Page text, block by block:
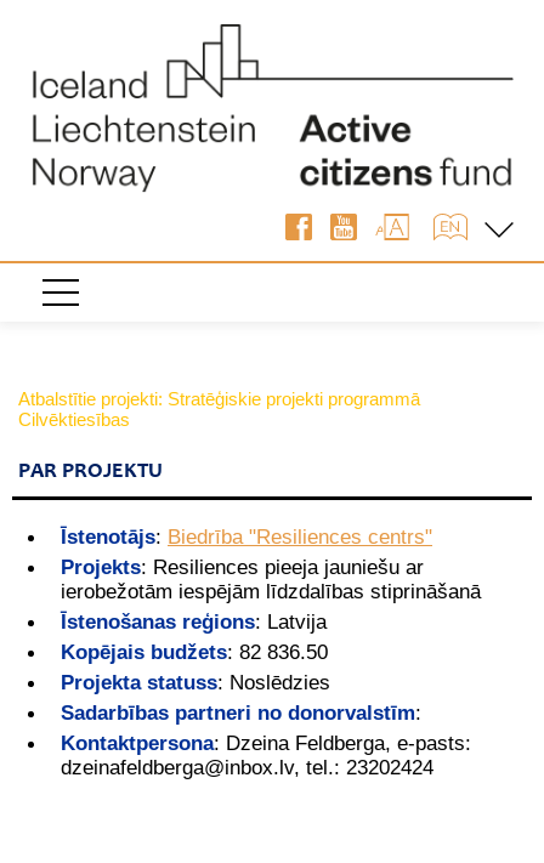
Atbalstītie projekti: Stratēģiskie projekti programmā
Cilvēktiesības
PAR PROJEKTU
Īstenotājs: Biedrība "Resiliences centrs"
Projekts: Resiliences pieeja jauniešu ar
ierobežotām iespējām līdzdalības stiprināšanā
Īstenošanas reģions: Latvija
Kopējais budžets: 82 836.50
Projekta statuss: Noslēdzies
Sadarbības partneri no donorvalstīm:
Kontaktpersona: Dzeina Feldberga, e-pasts:
dzeinafeldberga@inbox.lv, tel.: 23202424